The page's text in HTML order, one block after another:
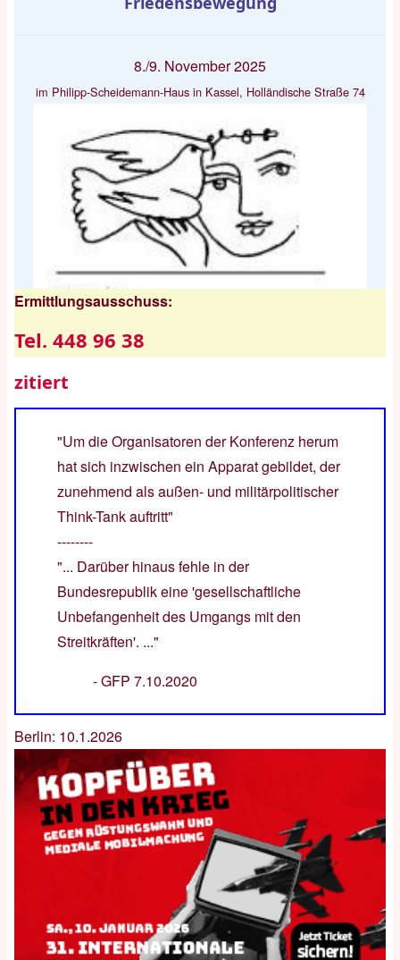
8./9. November 2025
im Philipp-Scheidemann-Haus in Kassel, Holländische Straße 74
Ermittlungsausschuss:
Tel. 448 96 38
zitiert
"Um die Organisatoren der Konferenz herum
hat sich inzwischen ein Apparat gebildet, der
zunehmend als außen- und militärpolitischer
Think-Tank auftritt"
--------
"... Darüber hinaus fehle in der
Bundesrepublik eine 'gesellschaftliche
Unbefangenheit des Umgangs mit den
Streitkräften'. ..."
-GFP 7.10.2020
Berlin: 10.1.2026